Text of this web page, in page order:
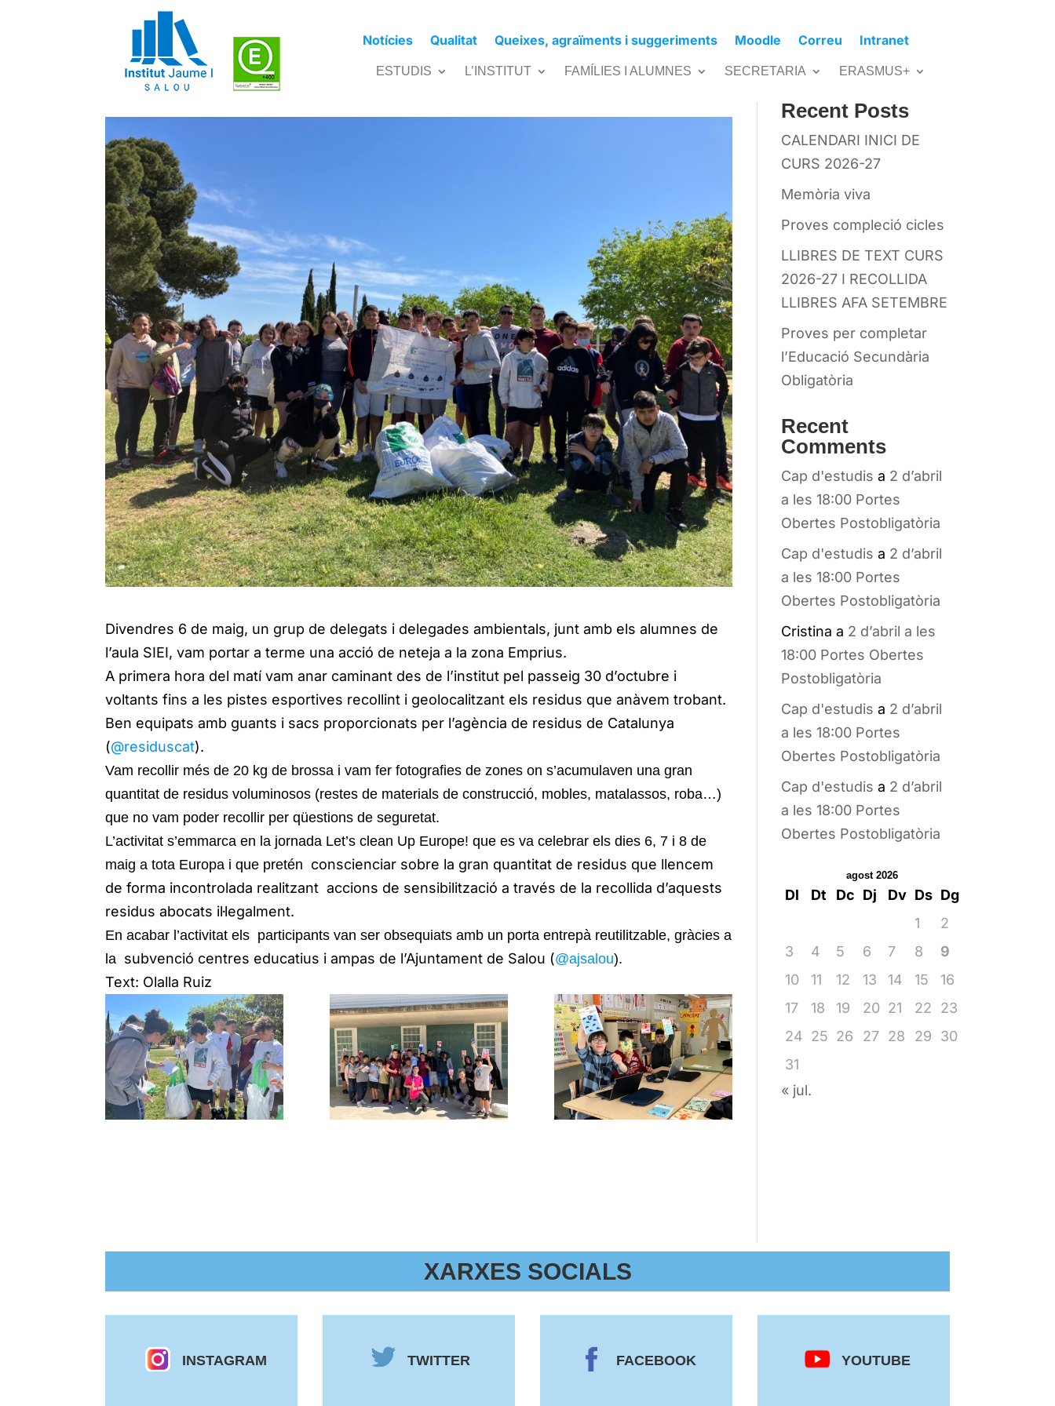
ESTUDIS L’INSTITUT FAMÍLIES I ALUMNES SECRETARIA ERASMUS+
Notícies Qualitat Queixes, agraïments i suggeriments Moodle Correu Intranet
Sortida delegats ambientals
Cap d'estudis 23maig, 2022|
Divendres 6 de maig, un grup de delegats i delegades ambientals, junt amb els alumnes de
l’aula SIEI, vam portar a terme una acció de neteja a la zona Emprius.
A primera hora del matí vam anar caminant des de l’institut pel passeig 30 d’octubre i
voltants fins a les pistes esportives recollint i geolocalitzant els residus que anàvem trobant.
Ben equipats amb guants i sacs proporcionats per l’agència de residus de Catalunya
(@residuscat).
Vam recollir més de 20 kg de brossa i vam fer fotografies de zones on s’acumulaven una gran
quantitat de residus voluminosos (restes de materials de construcció, mobles, matalassos, roba…)
que no vam poder recollir per qüestions de seguretat.
L’activitat s’emmarca en la jornada Let’s clean Up Europe! que es va celebrar els dies 6, 7 i 8 de
maig a tota Europa i que pretén conscienciar sobre la gran quantitat de residus que llencem
de forma incontrolada realitzant accions de sensibilització a través de la recollida d’aquests
residus abocats il·legalment.
En acabar l’activitat els participants van ser obsequiats amb un porta entrepà reutilitzable, gràcies a
la subvenció centres educatius i ampas de l’Ajuntament de Salou (@ajsalou).
Text: Olalla Ruiz
Recent Posts
CALENDARI INICI DE
CURS 2026-27
Memòria viva
Proves compleció cicles
LLIBRES DE TEXT CURS
2026-27 I RECOLLIDA
LLIBRES AFA SETEMBRE
Proves per completar
l’Educació Secundària
Obligatòria
Recent
Comments
Cap d'estudis a 2 d’abril
a les 18:00 Portes
Obertes Postobligatòria
Cap d'estudis a 2 d’abril
a les 18:00 Portes
Obertes Postobligatòria
Cristina a 2 d’abril a les
18:00 Portes Obertes
Postobligatòria
Cap d'estudis a 2 d’abril
a les 18:00 Portes
Obertes Postobligatòria
Cap d'estudis a 2 d’abril
a les 18:00 Portes
Obertes Postobligatòria
agost 2026
Dl Dt Dc Dj Dv Ds Dg
1
2
3
4 5 6 7 8
9
10
11 12 13 14 15
16
17
18 19 20 21 22
23
24 25 26 27 28 29
30
31
« jul.
XARXES SOCIALS
INSTAGRAM TWITTER FACEBOOK YOUTUBE